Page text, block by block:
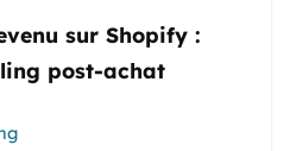
sur Shopify :
post-achat